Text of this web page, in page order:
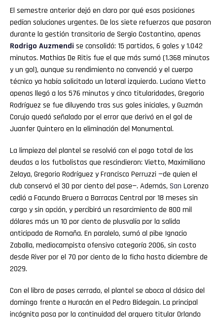
El semestre anterior dejó en claro por qué esas posiciones
pedían soluciones urgentes. De los siete refuerzos que pasaron
durante la gestión transitoria de Sergio Costantino, apenas
Rodrigo Auzmendi se consolidó: 15 partidos, 6 goles y 1.042
minutos. Mathias De Ritis fue el que más sumó (1.368 minutos
y un gol), aunque su rendimiento no convenció y el cuerpo
técnico ya había solicitado un lateral izquierdo. Luciano Vietto
apenas llegó a los 576 minutos y cinco titularidades, Gregorio
Rodríguez se fue diluyendo tras sus goles iniciales, y Guzmán
Corujo quedó señalado por el error que derivó en el gol de
Juanfer Quintero en la eliminación del Monumental.
La limpieza del plantel se resolvió con el pago total de las
deudas a los futbolistas que rescindieron: Vietto, Maximiliano
Zelaya, Gregorio Rodríguez y Francisco Perruzzi —de quien el
club conservó el 30 por ciento del pase—. Además, San Lorenzo
cedió a Facundo Bruera a Barracas Central por 18 meses sin
cargo y sin opción, y percibirá un resarcimiento de 800 mil
dólares más un 10 por ciento de plusvalía por la salida
anticipada de Romaña. En paralelo, sumó al pibe Ignacio
Zaballa, mediocampista ofensivo categoría 2006, sin costo
desde River por el 70 por ciento de la ficha hasta diciembre de
2029.
Con el libro de pases cerrado, el plantel se aboca al clásico del
domingo frente a Huracán en el Pedro Bidegain. La principal
incógnita pasa por la continuidad del arquero titular Orlando